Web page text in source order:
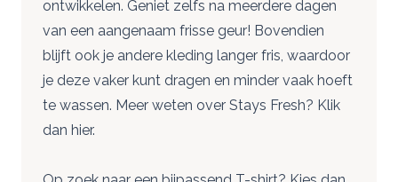
ontwikkelen. Geniet zelfs na meerdere dagen
van een aangenaam frisse geur! Bovendien
blijft ook je andere kleding langer fris, waardoor
je deze vaker kunt dragen en minder vaak hoeft
te wassen. Meer weten over Stays Fresh? Klik
dan hier.